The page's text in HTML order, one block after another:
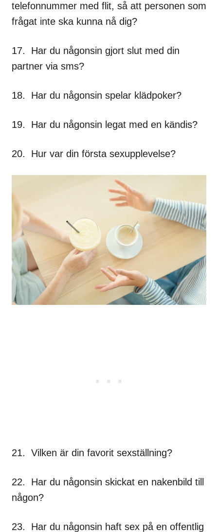
telefonnummer med flit, så att personen som
frågat inte ska kunna nå dig?
17. Har du någonsin gjort slut med din
partner via sms?
18. Har du någonsin spelar klädpoker?
19. Har du någonsin legat med en kändis?
20. Hur var din första sexupplevelse?
21. Vilken är din favorit sexställning?
22. Har du någonsin skickat en nakenbild till
någon?
23. Har du någonsin haft sex på en offentlig